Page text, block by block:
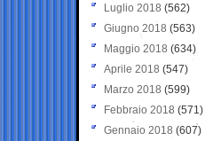
Luglio 2018 (562)
Giugno 2018 (563)
Maggio 2018 (634)
Aprile 2018 (547)
Marzo 2018 (599)
Febbraio 2018 (571)
Gennaio 2018 (607)